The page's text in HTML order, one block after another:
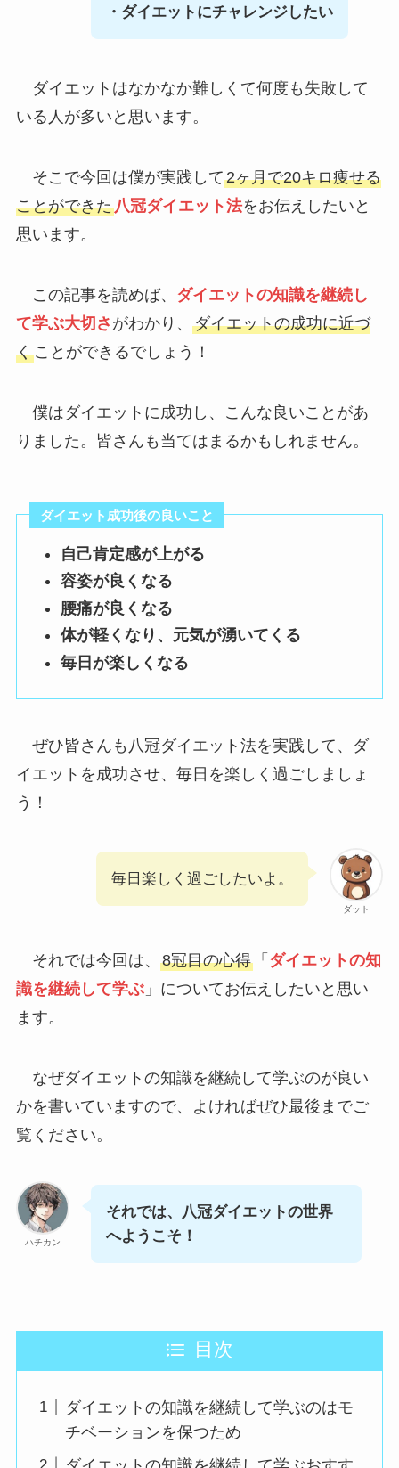
・ダイエットにチャレンジしたい
ダイエットはなかなか難しくて何度も失敗して
いる人が多いと思います。
そこで今回は僕が実践して2ヶ月で20キロ痩せる
ことができた八冠ダイエット法をお伝えしたいと
思います。
この記事を読めば、 ダイエットの知識を継続し
て学ぶ大切さ がわかり、 ダイエットの成功に近づ
くことができるでしょう！
僕はダイエットに成功し、こんな良いことがあ
りました。皆さんも当てはまるかもしれません。
ダイエット成功後の良いこと
自己肯定感が上がる
容姿が良くなる
腰痛が良くなる
体が軽くなり、元気が湧いてくる
毎日が楽しくなる
ぜひ皆さんも八冠ダイエット法を実践して、ダ
イエットを成功させ、毎日を楽しく過ごしましょ
う！
ダット
毎日楽しく過ごしたいよ。
それでは今回は、 8冠目の心得「 ダイエットの知
識を継続して学ぶ」についてお伝えしたいと思い
ます。
なぜダイエットの知識を継続して学ぶのが良い
かを書いていますので、よければぜひ最後までご
覧ください。
ハチカン
それでは、八冠ダイエットの世界
へようこそ！
目次
ダイエットの知識を継続して学ぶのはモ
チベーションを保つため